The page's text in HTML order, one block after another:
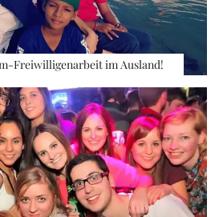
Freiwilligenarbeit im Ausland!